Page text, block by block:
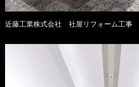
近藤工業株式会社 社屋リフォーム工事